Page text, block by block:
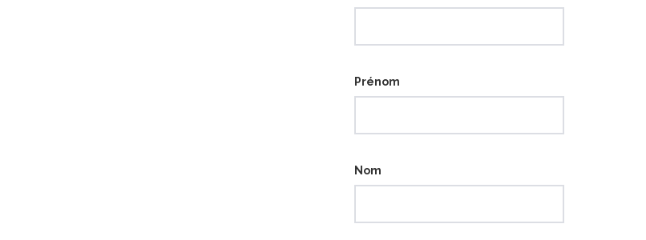
Prénom
Nom